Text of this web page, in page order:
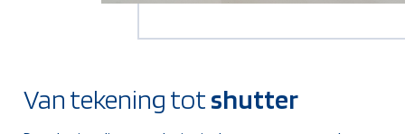
Van tekening totshutter